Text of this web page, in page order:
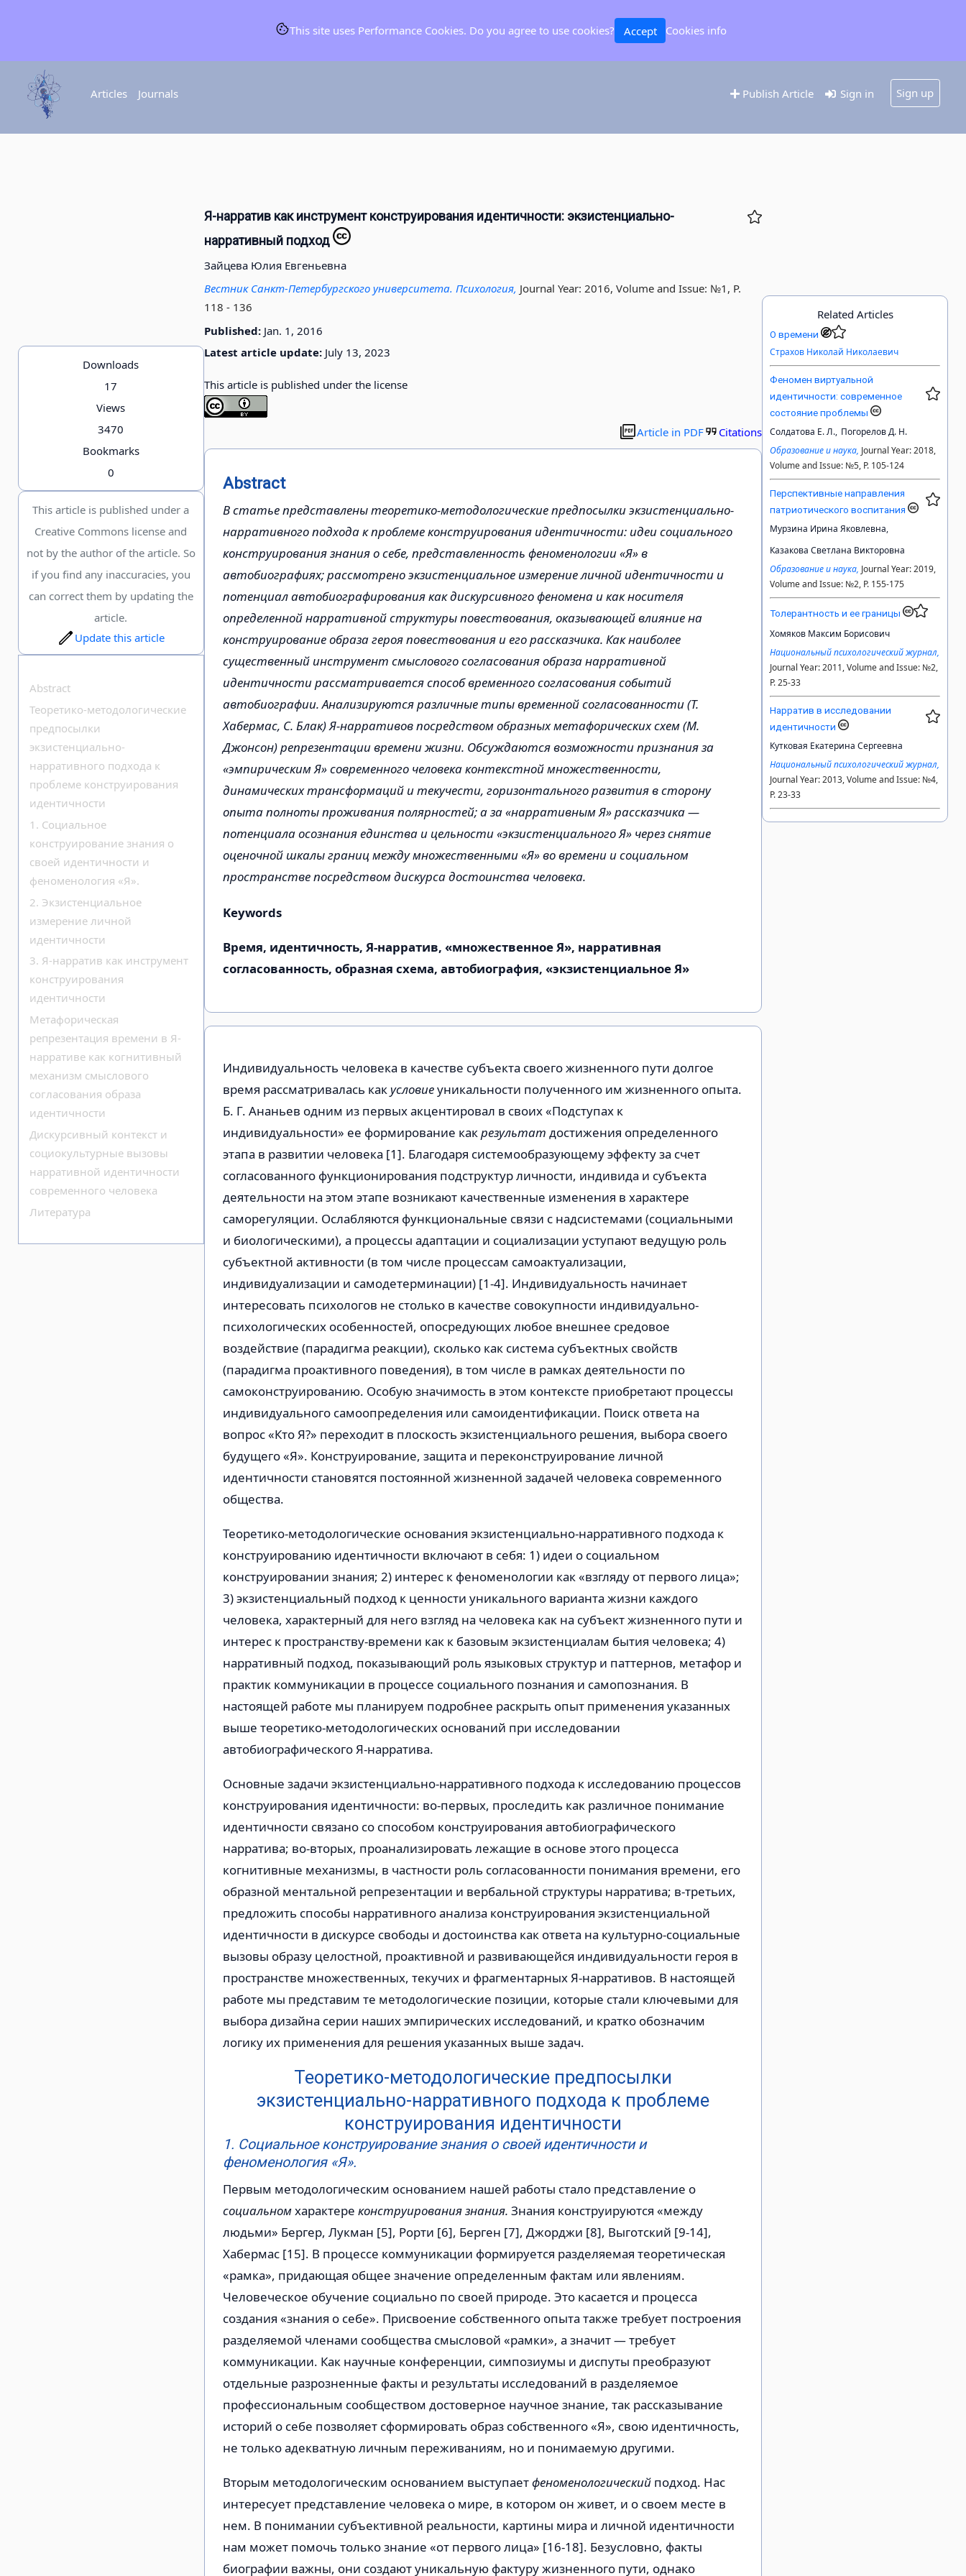
Articles Journals Publish Article Sign in Sign up
Downloads
17
Views
3470
Bookmarks
0
This article is published under a
Creative Commons license and
not by the author of the article. So
if you find any inaccuracies, you
can correct them by updating the
article.
Update this article
Abstract
Теоретико-методологические
предпосылки
экзистенциально-
нарративного подхода к
проблеме конструирования
идентичности
1. Социальное
конструирование знания о
своей идентичности и
феноменология «Я».
2. Экзистенциальное
измерение личной
идентичности
3. Я-нарратив как инструмент
конструирования
идентичности
Метафорическая
репрезентация времени в Я-
нарративе как когнитивный
механизм смыслового
согласования образа
идентичности
Дискурсивный контекст и
социокультурные вызовы
нарративной идентичности
современного человека
Литература
Я-нарратив как инструмент конструирования идентичности: экзистенциально-
нарративный подход
Зайцева Юлия Евгеньевна
Вестник Санкт-Петербургского университета. Психология, Journal Year: 2016, Volume and Issue: №1, P.
118 - 136
Published:Jan. 1, 2016
Latest article update:July 13, 2023
This article is published under the license
Article in PDF Citations
Abstract
В статье представлены теоретико-методологические предпосылки экзистенциально-
нарративного подхода к проблеме конструирования идентичности: идеи социального
конструирования знания о себе, представленность феноменологии «Я» в
автобиографиях; рассмотрено экзистенциальное измерение личной идентичности и
потенциал автобиографирования как дискурсивного феномена и как носителя
определенной нарративной структуры повествования, оказывающей влияние на
конструирование образа героя повествования и его рассказчика. Как наиболее
существенный инструмент смыслового согласования образа нарративной
идентичности рассматривается способ временного согласования событий
автобиографии. Анализируются различные типы временной согласованности (Т.
Хабермас, С. Блак) Я-нарративов посредством образных метафорических схем (М.
Джонсон) репрезентации времени жизни. Обсуждаются возможности признания за
«эмпирическим Я» современного человека контекстной множественности,
динамических трансформаций и текучести, горизонтального развития в сторону
опыта полноты проживания полярностей; а за «нарративным Я» рассказчика —
потенциала осознания единства и цельности «экзистенциального Я» через снятие
оценочной шкалы границ между множественными «Я» во времени и социальном
пространстве посредством дискурса достоинства человека.
Keywords
Время, идентичность, Я-нарратив, «множественное Я», нарративная
согласованность, образная схема, автобиография, «экзистенциальное Я»
Индивидуальность человека в качестве субъекта своего жизненного пути долгое
время рассматривалась какусловиеуникальности полученного им жизненного опыта.
Б. Г. Ананьев одним из первых акцентировал в своих «Подступах к
индивидуальности» ее формирование какрезультат достижения определенного
этапа в развитии человека [1]. Благодаря системообразующему эффекту за счет
согласованного функционирования подструктур личности, индивида и субъекта
деятельности на этом этапе возникают качественные изменения в характере
саморегуляции. Ослабляются функциональные связи с надсистемами (социальными
и биологическими), а процессы адаптации и социализации уступают ведущую роль
субъектной активности (в том числе процессам самоактуализации,
индивидуализации и самодетерминации) [1-4]. Индивидуальность начинает
интересовать психологов не столько в качестве совокупности индивидуально-
психологических особенностей, опосредующих любое внешнее средовое
воздействие (парадигма реакции), сколько как система субъектных свойств
(парадигма проактивного поведения), в том числе в рамках деятельности по
самоконструированию. Особую значимость в этом контексте приобретают процессы
индивидуального самоопределения или самоидентификации. Поиск ответа на
вопрос «Кто Я?» переходит в плоскость экзистенциального решения, выбора своего
будущего «Я». Конструирование, защита и переконструирование личной
идентичности становятся постоянной жизненной задачей человека современного
общества.
Теоретико-методологические основания экзистенциально-нарративного подхода к
конструированию идентичности включают в себя: 1) идеи о социальном
конструировании знания; 2) интерес к феноменологии как «взгляду от первого лица»;
3) экзистенциальный подход к ценности уникального варианта жизни каждого
человека, характерный для него взгляд на человека как на субъект жизненного пути и
интерес к пространству-времени как к базовым экзистенциалам бытия человека; 4)
нарративный подход, показывающий роль языковых структур и паттернов, метафор и
практик коммуникации в процессе социального познания и самопознания. В
настоящей работе мы планируем подробнее раскрыть опыт применения указанных
выше теоретико-методологических оснований при исследовании
автобиографического Я-нарратива.
Основные задачи экзистенциально-нарративного подхода к исследованию процессов
конструирования идентичности: во-первых, проследить как различное понимание
идентичности связано со способом конструирования автобиографического
нарратива; во-вторых, проанализировать лежащие в основе этого процесса
когнитивные механизмы, в частности роль согласованности понимания времени, его
образной ментальной репрезентации и вербальной структуры нарратива; в-третьих,
предложить способы нарративного анализа конструирования экзистенциальной
идентичности в дискурсе свободы и достоинства как ответа на культурно-социальные
вызовы образу целостной, проактивной и развивающейся индивидуальности героя в
пространстве множественных, текучих и фрагментарных Я-нарративов. В настоящей
работе мы представим те методологические позиции, которые стали ключевыми для
выбора дизайна серии наших эмпирических исследований, и кратко обозначим
логику их применения для решения указанных выше задач.
Теоретико-методологические предпосылки
экзистенциально-нарративного подхода к проблеме
конструирования идентичности
1. Социальное конструирование знания о своей идентичности и
феноменология «Я».
Первым методологическим основанием нашей работы стало представление о
социальномхарактере конструирования знания. Знания конструируются «между
людьми» Бергер, Лукман [5], Рорти [6], Берген [7], Джорджи [8], Выготский [9-14],
Хабермас [15]. В процессе коммуникации формируется разделяемая теоретическая
«рамка», придающая общее значение определенным фактам или явлениям.
Человеческое обучение социально по своей природе. Это касается и процесса
создания «знания о себе». Присвоение собственного опыта также требует построения
разделяемой членами сообщества смысловой «рамки», а значит — требует
коммуникации. Как научные конференции, симпозиумы и диспуты преобразуют
отдельные разрозненные факты и результаты исследований в разделяемое
профессиональным сообществом достоверное научное знание, так рассказывание
историй о себе позволяет сформировать образ собственного «Я», свою идентичность,
не только адекватную личным переживаниям, но и понимаемую другими.
Вторым методологическим основанием выступаетфеноменологическийподход. Нас
интересует представление человека о мире, в котором он живет, и о своем месте в
нем. В понимании субъективной реальности, картины мира и личной идентичности
нам может помочь только знание «от первого лица» [16-18]. Безусловно, факты
биографии важны, они создают уникальную фактуру жизненного пути, однако
Related Articles
О времени
Страхов Николай Николаевич
Феномен виртуальной
идентичности: современное
состояние проблемы
Солдатова Е. Л., Погорелов Д. Н.
Образование и наука, Journal Year: 2018,
Volume and Issue: №5, P. 105-124
Перспективные направления
патриотического воспитания
Мурзина Ирина Яковлевна,
Казакова Светлана Викторовна
Образование и наука, Journal Year: 2019,
Volume and Issue: №2, P. 155-175
Толерантность и ее границы
Хомяков Максим Борисович
Национальный психологический журнал,
Journal Year: 2011, Volume and Issue: №2,
P. 25-33
Нарратив в исследовании
идентичности
Кутковая Екатерина Сергеевна
Национальный психологический журнал,
Journal Year: 2013, Volume and Issue: №4,
P. 23-33
This site uses Performance Cookies. Do you agree to use cookies? Accept Cookies info